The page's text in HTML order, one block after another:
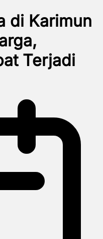
di Karimun
Terjadi